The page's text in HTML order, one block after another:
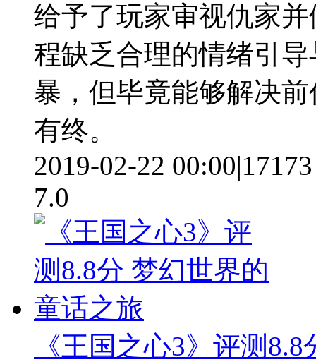
给予了玩家审视仇家
程缺乏合理的情绪引
暴，但毕竟能够解决
有终。
2019-02-22 00:00|17173
7.0
《王国之心3》评测